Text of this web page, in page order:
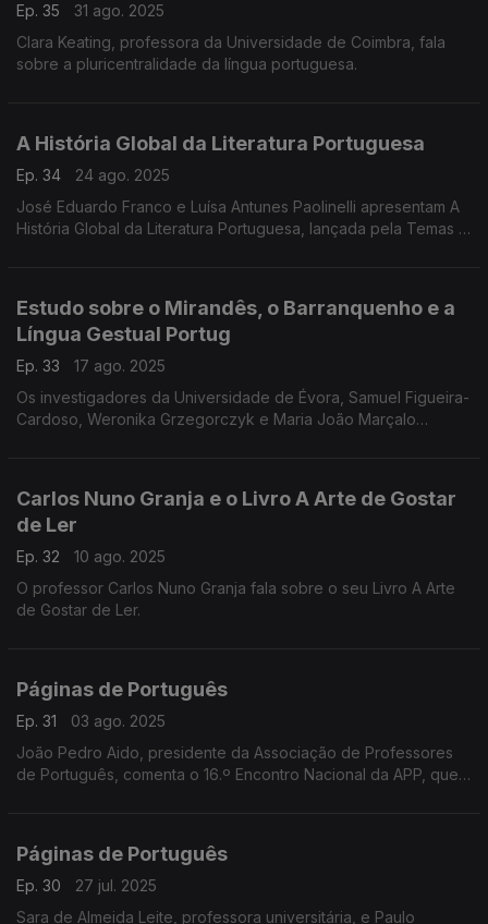
Ep. 35
31 ago. 2025
Clara Keating, professora da Universidade de Coimbra, fala
sobre a pluricentralidade da língua portuguesa.
A História Global da Literatura Portuguesa
Ep. 34
24 ago. 2025
José Eduardo Franco e Luísa Antunes Paolinelli apresentam A
História Global da Literatura Portuguesa, lançada pela Temas e
Estudo sobre o Mirandês, o Barranquenho e a
Língua Gestual Portug
Ep. 33
17 ago. 2025
Os investigadores da Universidade de Évora, Samuel Figueira-
Cardoso, Weronika Grzegorczyk e Maria João Marçalo
Carlos Nuno Granja e o Livro A Arte de Gostar
de Ler
Ep. 32
10 ago. 2025
O professor Carlos Nuno Granja fala sobre o seu Livro A Arte
de Gostar de Ler.
Páginas de Português
Ep. 31
03 ago. 2025
João Pedro Aido, presidente da Associação de Professores
de Português, comenta o 16.º Encontro Nacional da APP, que
Páginas de Português
Ep. 30
27 jul. 2025
Sara de Almeida Leite, professora universitária, e Paulo